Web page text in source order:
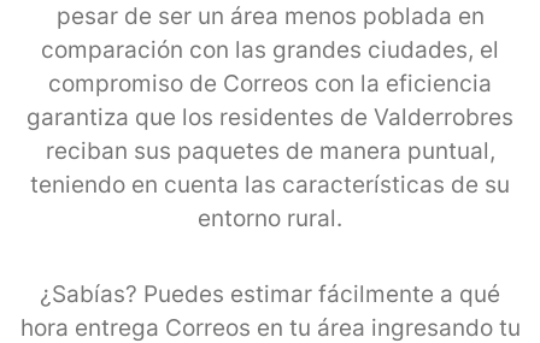
pesar de ser un área menos poblada en
comparación con las grandes ciudades, el
compromiso de Correos con la eficiencia
garantiza que los residentes de Valderrobres
reciban sus paquetes de manera puntual,
teniendo en cuenta las características de su
entorno rural.
¿Sabías? Puedes estimar fácilmente a qué
hora entrega Correos en tu área ingresando tu